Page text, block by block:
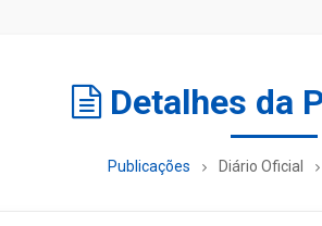
Detalhes da
Publicações Diário Oficial